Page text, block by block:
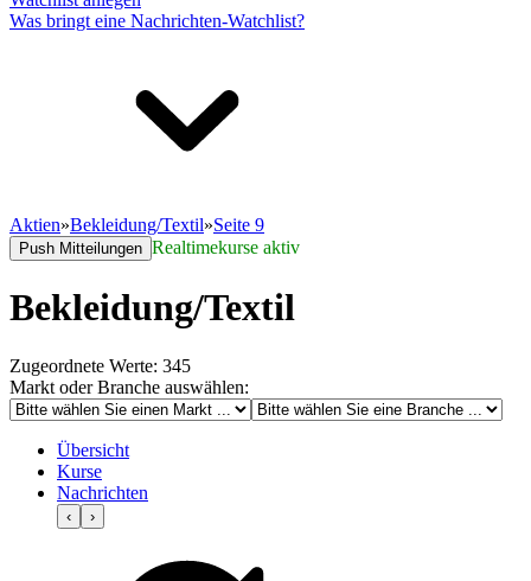
Was bringt eine Nachrichten-Watchlist?
Aktien»Bekleidung/Textil»Seite 9
Push Mitteilungen Realtimekurse aktiv
Bekleidung/Textil
Zugeordnete Werte: 345
Markt oder Branche auswählen:
Übersicht
Kurse
Nachrichten
‹ ›